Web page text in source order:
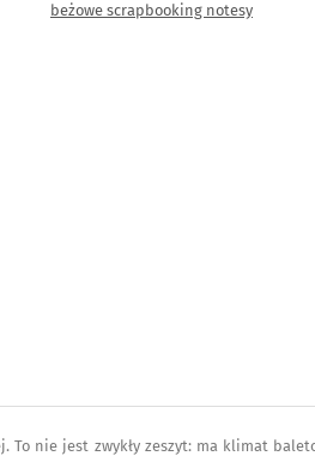
beżowe scrapbooking notesy
nie jest zwykły zeszyt: ma klimat